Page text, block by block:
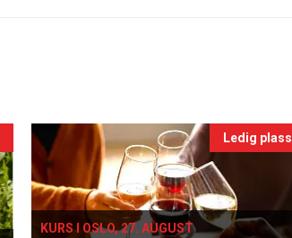
Ledig plass
KURS I OSLO, 27. AUGUST